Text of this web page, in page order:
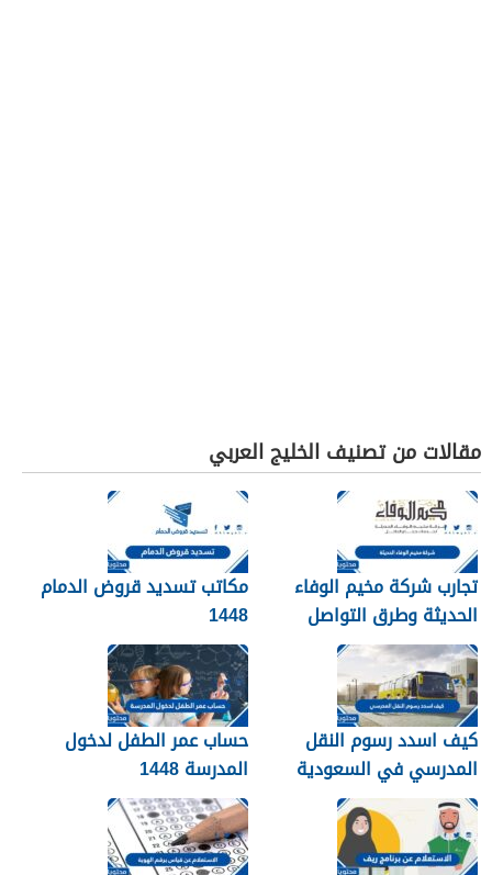
مقالات من تصنيف الخليج العربي
تجارب شركة مخيم الوفاء
الحديثة وطرق التواصل
معهم 1448
مكاتب تسديد قروض الدمام
1448
كيف اسدد رسوم النقل
المدرسي في السعودية
1448
حساب عمر الطفل لدخول
المدرسة 1448